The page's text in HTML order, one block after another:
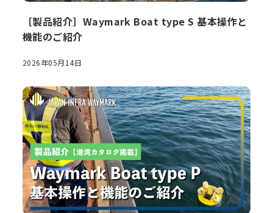
［製品紹介］Waymark Boat type S 基本操作と
機能のご紹介
2026年05月14日